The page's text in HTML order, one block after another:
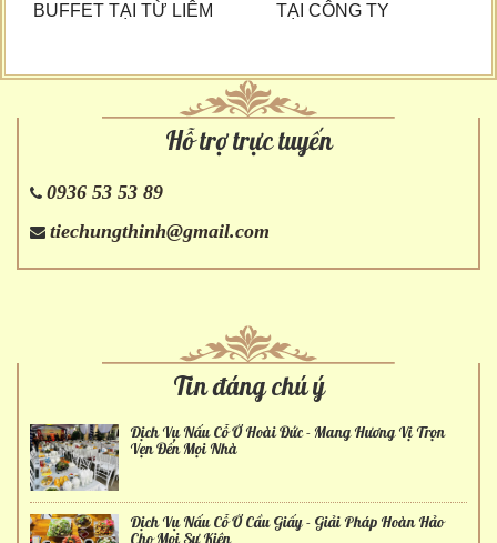
BUFFET TẠI TỪ LIÊM
TẠI CÔNG TY
Hỗ trợ trực tuyến
0936 53 53 89
tiechungthinh@gmail.com
Tin đáng chú ý
Dịch Vụ Nấu Cỗ Ở Hoài Đức - Mang Hương Vị Trọn
Vẹn Đến Mọi Nhà
Dịch Vụ Nấu Cỗ Ở Cầu Giấy - Giải Pháp Hoàn Hảo